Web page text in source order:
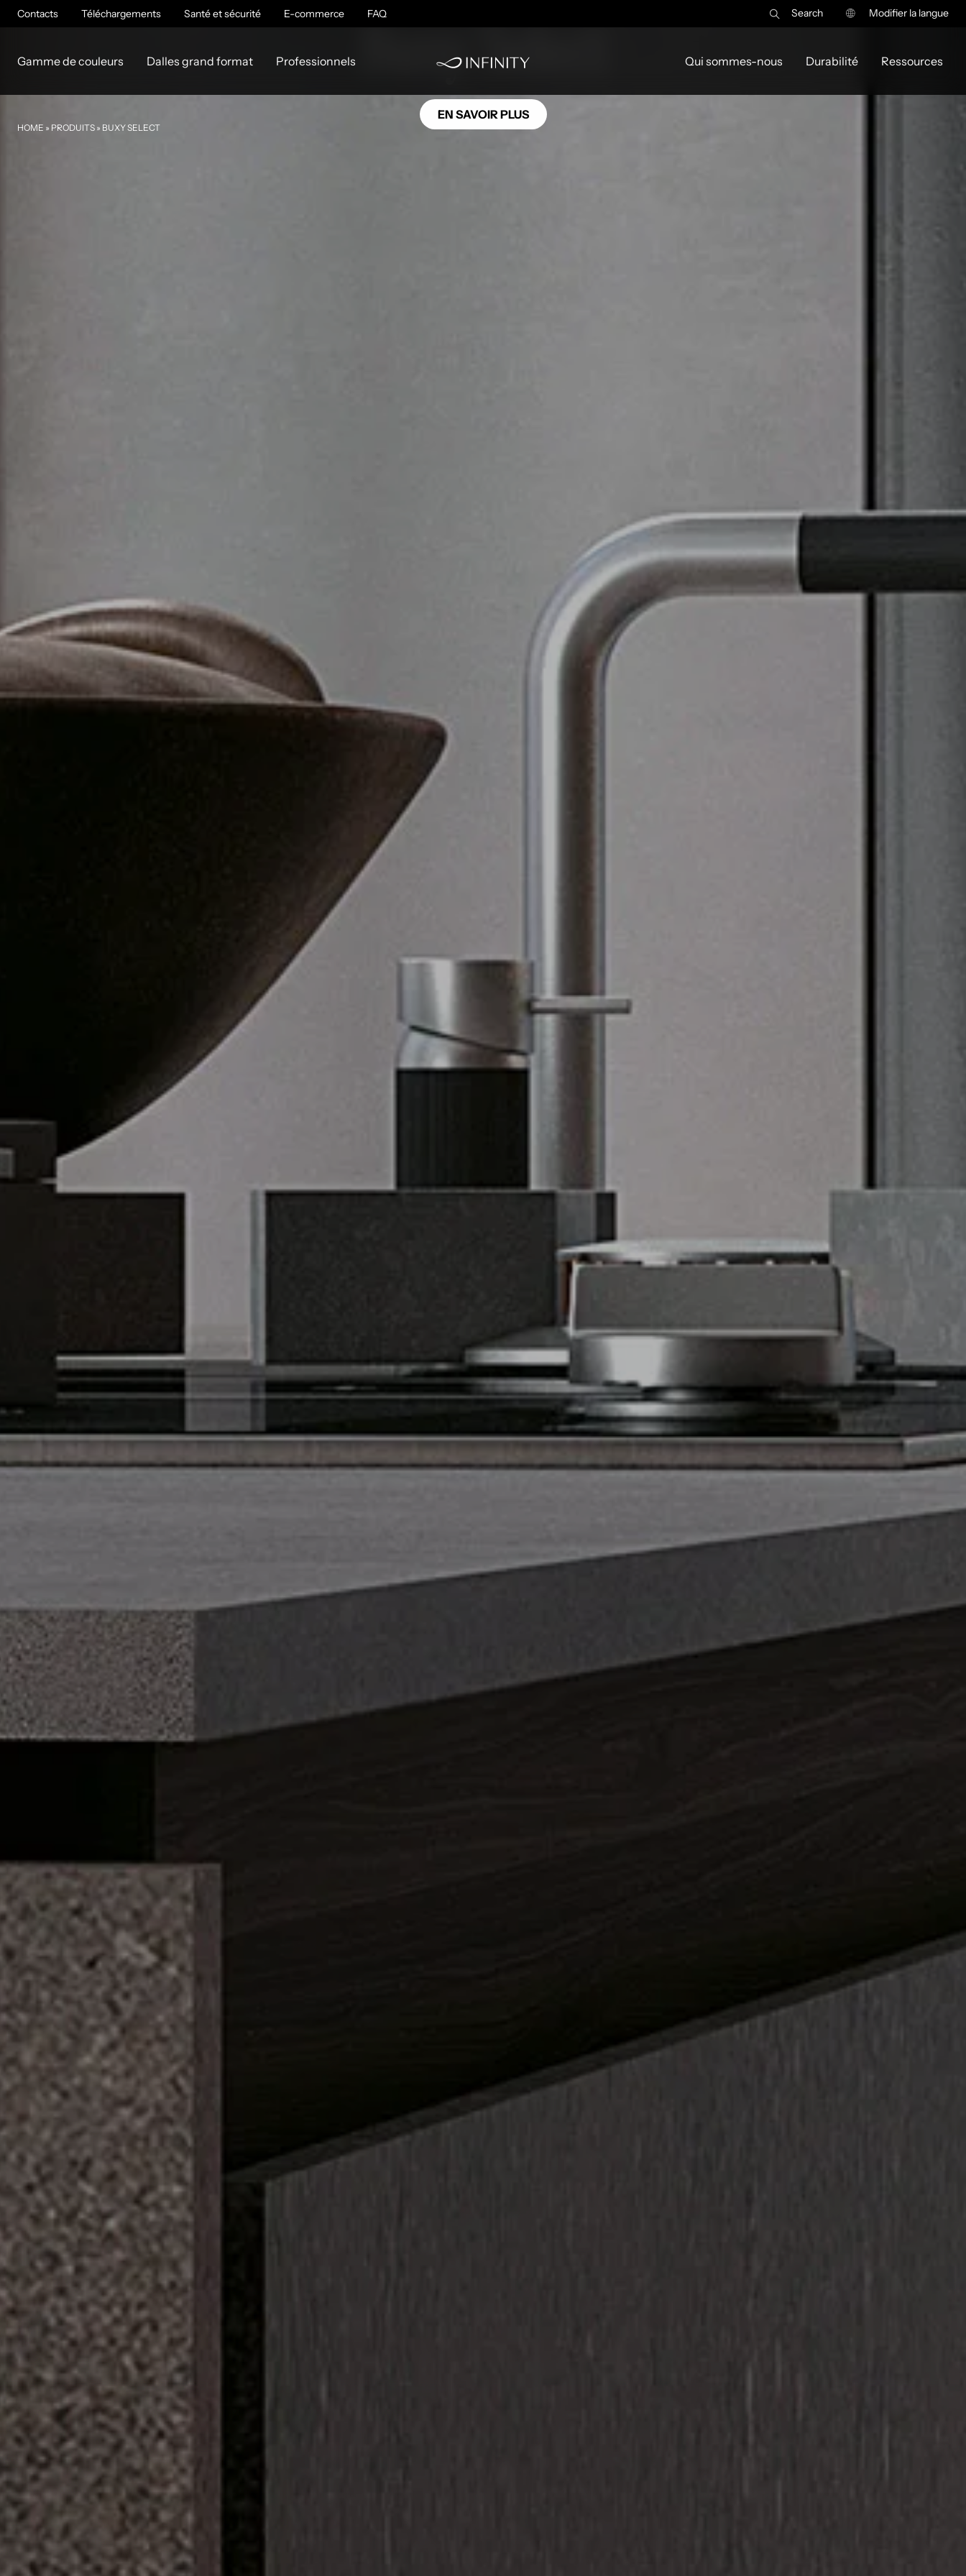
Contacts Téléchargements Santé et sécurité E-commerce FAQ Search Modifier la langue
Gamme de couleurs Dalles grand format Professionnels Qui sommes-nous Durabilité Ressources
HOME » PRODUITS » BUXY SELECT
Buxy Select
EN SAVOIR PLUS